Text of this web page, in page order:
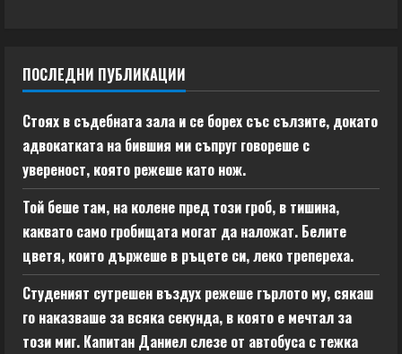
ПОСЛЕДНИ ПУБЛИКАЦИИ
Стоях в съдебната зала и се борех със сълзите, докато
адвокатката на бившия ми съпруг говореше с
увереност, която режеше като нож.
Той беше там, на колене пред този гроб, в тишина,
каквато само гробищата могат да наложат. Белите
цветя, които държеше в ръцете си, леко трепереха.
Студеният сутрешен въздух режеше гърлото му, сякаш
го наказваше за всяка секунда, в която е мечтал за
този миг. Капитан Даниел слезе от автобуса с тежка